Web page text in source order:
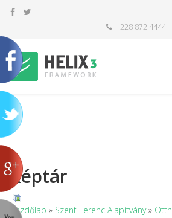
+228 872 4444
Képtár
Kezdőlap » Szent Ferenc Alapítvány»